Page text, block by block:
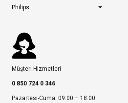
Philips
Müşteri Hizmetleri
0 850 724 0 346
Pazartesi-Cuma: 09:00 – 18:00